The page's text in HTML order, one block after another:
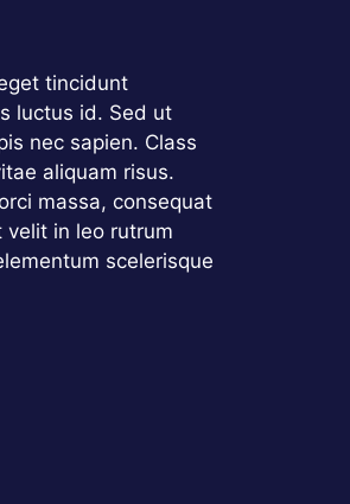
tincidunt
luctus id. Sed ut
nec sapien. Class
aliquam risus.
massa, consequat
velit in leo rutrum
scelerisque